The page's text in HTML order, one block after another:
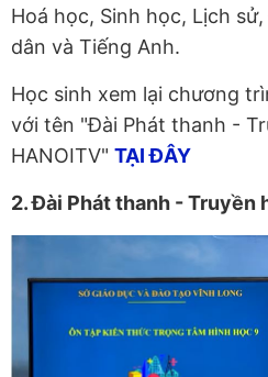
Hoá học, Sinh học, Lịch
dân và Tiếng Anh.
Học sinh xem lại chương
với tên "Đài Phát thanh -
HANOITV" TẠI ĐÂY
2. Đài Phát thanh - Truyền